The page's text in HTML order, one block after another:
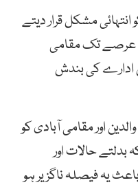
مشکل قرار دیتے
عرصے تک مقامی
ادارے کی بندش
اور مقامی آبادی کو
حالات اور
یہ فیصلہ ناگزیر ہو